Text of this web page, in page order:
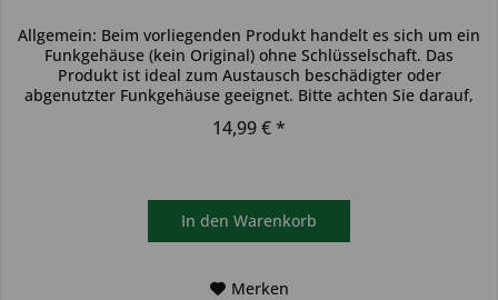
Allgemein: Beim vorliegenden Produkt handelt es sich um ein
Funkgehäuse (kein Original) ohne Schlüsselschaft. Das
Produkt ist ideal zum Austausch beschädigter oder
abgenutzter Funkgehäuse geeignet. Bitte achten Sie darauf,
14,99 € *
In den Warenkorb
Merken